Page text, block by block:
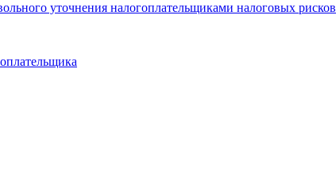
уточнения налогоплательщиками налоговых рисков